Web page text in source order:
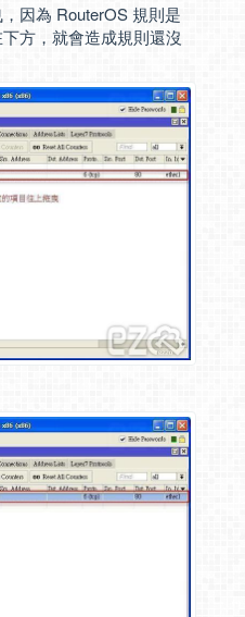
因為 RouterOS 規則是
方，就會造成規則還沒